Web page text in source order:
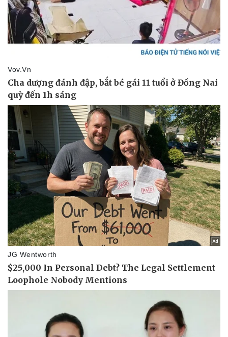
Ô tô - Xe máy